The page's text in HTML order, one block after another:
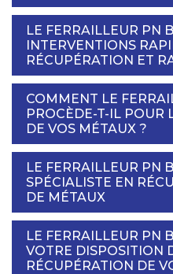
LE FERRAILLEUR PN
INTERVENTIONS
RÉCUPÉRATION ET
COMMENT LE
PROCÈDE-T-IL POUR
DE VOS MÉTAUX ?
LE FERRAILLEUR PN
SPÉCIALISTE EN
DE MÉTAUX
LE FERRAILLEUR PN
VOTRE DISPOSITION
RÉCUPÉRATION DE